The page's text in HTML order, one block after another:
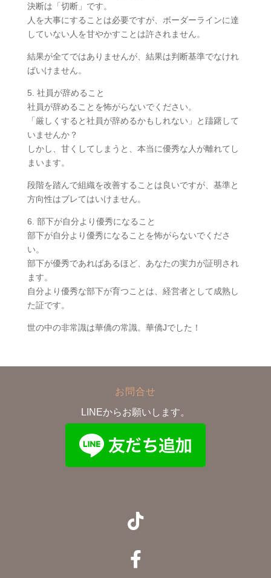
決断は「切断」です。
人を大事にすることは必要ですが、ボーダーラインに達
していない人を甘やかすことは許されません。
結果が全てではありませんが、結果は判断基準でなけれ
ばいけません。
5. 社員が辞めること
社員が辞めることを怖がらないでください。
「厳しくすると社員が辞めるかもしれない」と躊躇して
いませんか？
しかし、甘くしてしまうと、本当に優秀な人が離れてし
まいます。
段階を踏んで組織を改善することは良いですが、基準と
方向性はブレてはいけません。
6. 部下が自分より優秀になること
部下が自分より優秀になることを怖がらないでくださ
い。
部下が優秀であればあるほど、あなたの実力が証明され
ます。
自分より優秀な部下が育つことは、経営者として成熟し
た証です。
世の中の非常識は華僑の常識。華僑Jでした！
お問合せ
LINEからお願いします。

